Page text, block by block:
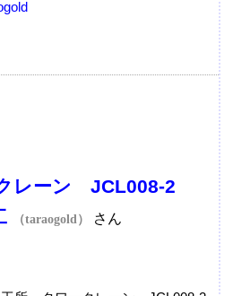
レーン JCL008-2
（taraogold） さん